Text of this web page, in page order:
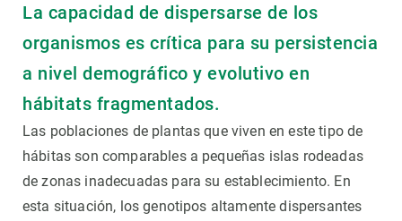
La capacidad de dispersarse de los
organismos es crítica para su persistencia
a nivel demográfico y evolutivo en
hábitats fragmentados.
Las poblaciones de plantas que viven en este tipo de
hábitas son comparables a pequeñas islas rodeadas
de zonas inadecuadas para su establecimiento. En
esta situación, los genotipos altamente dispersantes